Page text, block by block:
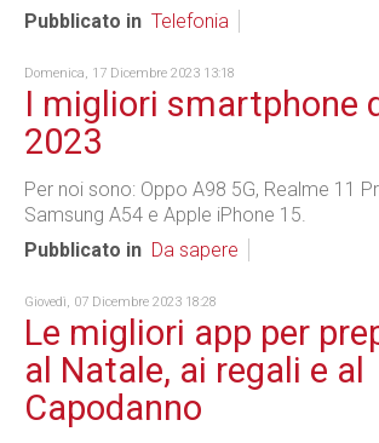
Pubblicato in Telefonia
Domenica, 17 Dicembre 2023 13:18
I migliori smartphone
2023
Per noi sono: Oppo A98 5G, Realme 11
Samsung A54 e Apple iPhone 15.
Pubblicato in Da sapere
Giovedì, 07 Dicembre 2023 18:28
Le migliori app per
al Natale, ai regali e al
Capodanno